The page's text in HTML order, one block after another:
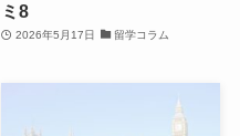
ミ8
2026年5月17日 留学コラム